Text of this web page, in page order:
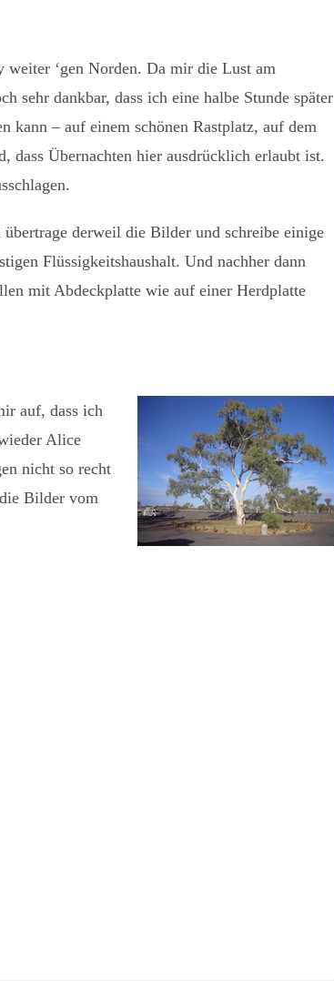
‘gen Norden. Da mir die Lust am
sehr dankbar, dass ich eine halbe Stunde später
kann – auf einem schönen Rastplatz, auf dem
dass Übernachten hier ausdrücklich erlaubt ist.
derweil die Bilder und schreibe einige
Flüssigkeitshaushalt. Und nachher dann
mit Abdeckplatte wie auf einer Herdplatte
auf, dass ich
Alice
nicht so recht
Bilder vom